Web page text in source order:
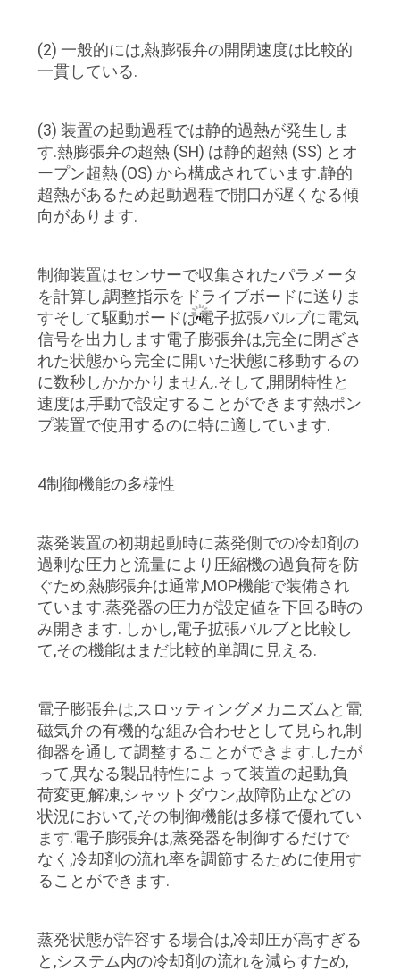
(2) 一般的には,熱膨張弁の開閉速度は比較的
一貫している.
(3) 装置の起動過程では静的過熱が発生しま
す.熱膨張弁の超熱 (SH) は静的超熱 (SS) とオ
ープン超熱 (OS) から構成されています.静的
超熱があるため起動過程で開口が遅くなる傾
向があります.
制御装置はセンサーで収集されたパラメータ
を計算し,調整指示をドライブボードに送りま
すそして駆動ボードは電子拡張バルブに電気
信号を出力します電子膨張弁は,完全に閉ざさ
れた状態から完全に開いた状態に移動するの
に数秒しかかかりません.そして,開閉特性と
速度は,手動で設定することができます熱ポン
プ装置で使用するのに特に適しています.
4制御機能の多様性
蒸発装置の初期起動時に蒸発側での冷却剤の
過剰な圧力と流量により圧縮機の過負荷を防
ぐため,熱膨張弁は通常,MOP機能で装備され
ています.蒸発器の圧力が設定値を下回る時の
み開きます. しかし,電子拡張バルブと比較し
て,その機能はまだ比較的単調に見える.
電子膨張弁は,スロッティングメカニズムと電
磁気弁の有機的な組み合わせとして見られ,制
御器を通して調整することができます.したが
って,異なる製品特性によって装置の起動,負
荷変更,解凍,シャットダウン,故障防止などの
状況において,その制御機能は多様で優れてい
ます.電子膨張弁は,蒸発器を制御するだけで
なく,冷却剤の流れ率を調節するために使用す
ることができます.
蒸発状態が許容する場合は,冷却圧が高すぎる
と,システム内の冷却剤の流れを減らすため,